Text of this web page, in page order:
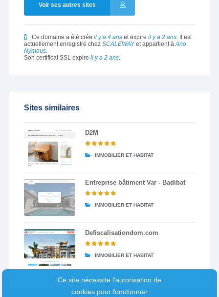
Voir ses autres sites
Ce domaine a été crée il y a 4 anset expire il y a 2 ans. Il est
actuellement enregistré chez SCALEWAYet appartient àAno
Nymous.
Son certificat SSL expire il y a 2 ans.
Sites similaires
D2M
IMMOBILIER ET HABITAT
Entreprise bâtiment Var - Badibat
IMMOBILIER ET HABITAT
Defiscalisationdom.com
IMMOBILIER ET HABITAT
Ce site nécessite l'autorisation de
cookies pour fonctionner